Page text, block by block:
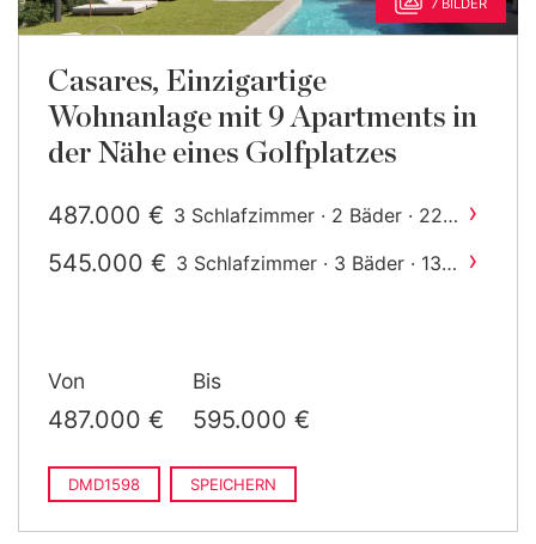
7 BILDER
Casares, Einzigartige
Wohnanlage mit 9 Apartments in
der Nähe eines Golfplatzes
487.000 € 3 Schlafzimmer · 2 Bäder · 227
›
545.000 € 3 Schlafzimmer · 3 Bäder · 136
›
Von
487.000 €
Bis
595.000 €
DMD1598 SPEICHERN